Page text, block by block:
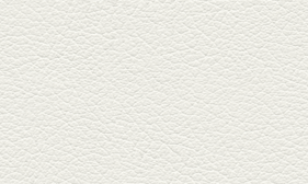
料理 福来亭」へ。「しろ」ロッ
ク...
2025年4月11日放送
きびなごの塩焼き＆黒豚
しゃぶしゃぶ
春の[熊本屋台村]で昼飲みの刻。
[かごっま屋台 黒で乾杯]で「銀...